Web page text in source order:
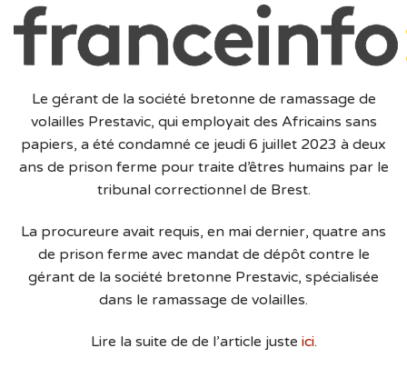
Le gérant de la société bretonne de ramassage de
volailles Prestavic, qui employait des Africains sans
papiers, a été condamné ce jeudi 6 juillet 2023 à deux
ans de prison ferme pour traite d’êtres humains par le
tribunal correctionnel de Brest.
La procureure avait requis, en mai dernier, quatre ans
de prison ferme avec mandat de dépôt contre le
gérant de la société bretonne Prestavic, spécialisée
dans le ramassage de volailles.
Lire la suite de de l’article juste ici.